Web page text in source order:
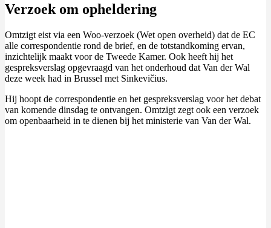
Verzoek om opheldering
Omtzigt eist via een Woo-verzoek (Wet open overheid) dat de EC
alle correspondentie rond de brief, en de totstandkoming ervan,
inzichtelijk maakt voor de Tweede Kamer. Ook heeft hij het
gespreksverslag opgevraagd van het onderhoud dat Van der Wal
deze week had in Brussel met Sinkevičius.
Hij hoopt de correspondentie en het gespreksverslag voor het debat
van komende dinsdag te ontvangen. Omtzigt zegt ook een verzoek
om openbaarheid in te dienen bij het ministerie van Van der Wal.